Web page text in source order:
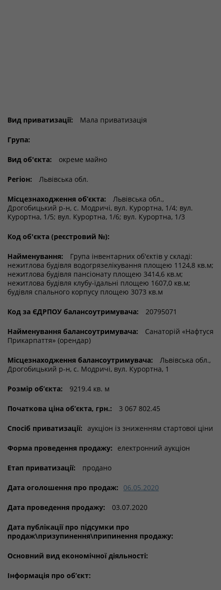
Вид приватизації: Мала приватизація
Група:
Вид об'єкта: окреме майно
Регіон: Львівська обл.
Місцезнаходження об’єкта:
Львівська обл.,
Дрогобицький р-н, с. Модричі, вул. Курортна, 1/4; вул.
Курортна, 1/5; вул. Курортна, 1/6; вул. Курортна, 1/3
Код об'єкта (реєстровий №):
Найменування:
Група інвентарних об'єктів у складі:
нежитлова будівля водогрязелікування площею 1124,8 кв.м;
нежитлова будівля пансіонату площею 3414,6 кв.м;
нежитлова будівля клубу-їдальні площею 1607,0 кв.м;
будівля спального корпусу площею 3073 кв.м
Код за ЄДРПОУ балансоутримувача: 20795071
Найменування балансоутримувача:
Санаторій «Нафтуся
Прикарпаття» (орендар)
Місцезнаходження балансоутримувача:
Львівська обл.,
Дрогобицький р-н, с. Модричі, вул. Курортна, 1
Розмір об’єкта: 9219.4 кв. м
Початкова ціна об’єкта, грн.: 3 067 802.45
Спосіб приватизації: аукціон із зниженням стартової ціни
Форма проведення продажу: електронний аукціон
Етап приватизації: продано
Дата оголошення про продаж: 06.05.2020
Дата проведення продажу: 03.07.2020
Дата публікації про підсумки про
продаж\призупинення\припинення продажу:
Основний вид економічної діяльності:
Інформація про об’єкт: